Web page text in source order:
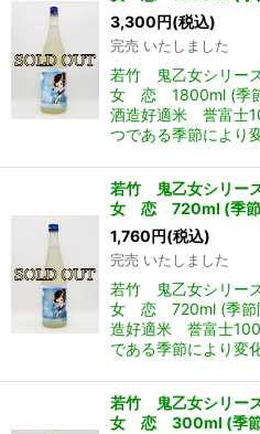
3,300円(税込)
完売 いたしました
若竹 鬼乙女シリー
女 恋 1800ml (季節
酒造好適米 誉富士
つである季節により
若竹 鬼乙女シリー
女 恋 720ml (季節
1,760円(税込)
完売 いたしました
若竹 鬼乙女シリー
女 恋 720ml (季節
造好適米 誉富士100
である季節により変
若竹 鬼乙女シリー
女 恋 300ml (季節